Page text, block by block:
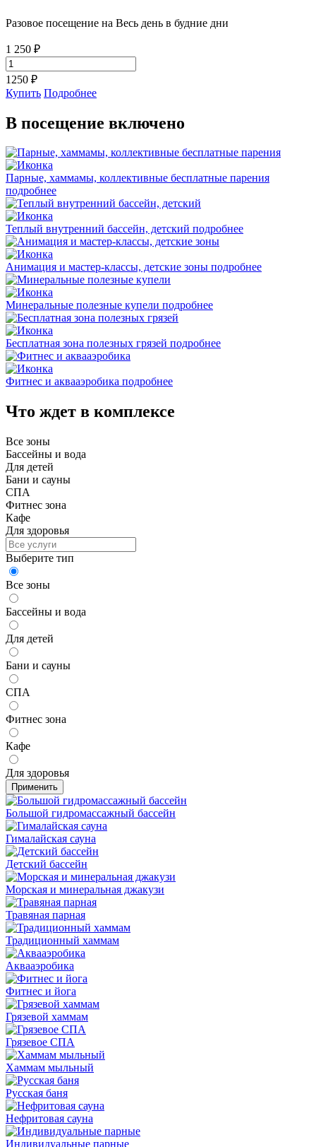
Разовое посещение на Весь день в будние дни
1 250 ₽
1250 ₽
Купить Подробнее
В посещение включено
Парные, хаммамы, коллективные бесплатные парения
подробнее
Теплый внутренний бассейн, детский подробнее
Анимация и мастер-классы, детские зоны подробнее
Минеральные полезные купели подробнее
Бесплатная зона полезных грязей подробнее
Фитнес и аквааэробика подробнее
Что ждет в комплексе
Все зоны
Бассейны и вода
Для детей
Бани и сауны
СПА
Фитнес зона
Кафе
Для здоровья
Выберите тип
Все зоны
Бассейны и вода
Для детей
Бани и сауны
СПА
Фитнес зона
Кафе
Для здоровья
Применить
Большой гидромассажный бассейн
Гималайская сауна
Детский бассейн
Морская и минеральная джакузи
Травяная парная
Традиционный хаммам
Аквааэробика
Фитнес и йога
Грязевой хаммам
Грязевое СПА
Хаммам мыльный
Русская баня
Нефритовая сауна
Индивидуальные парные